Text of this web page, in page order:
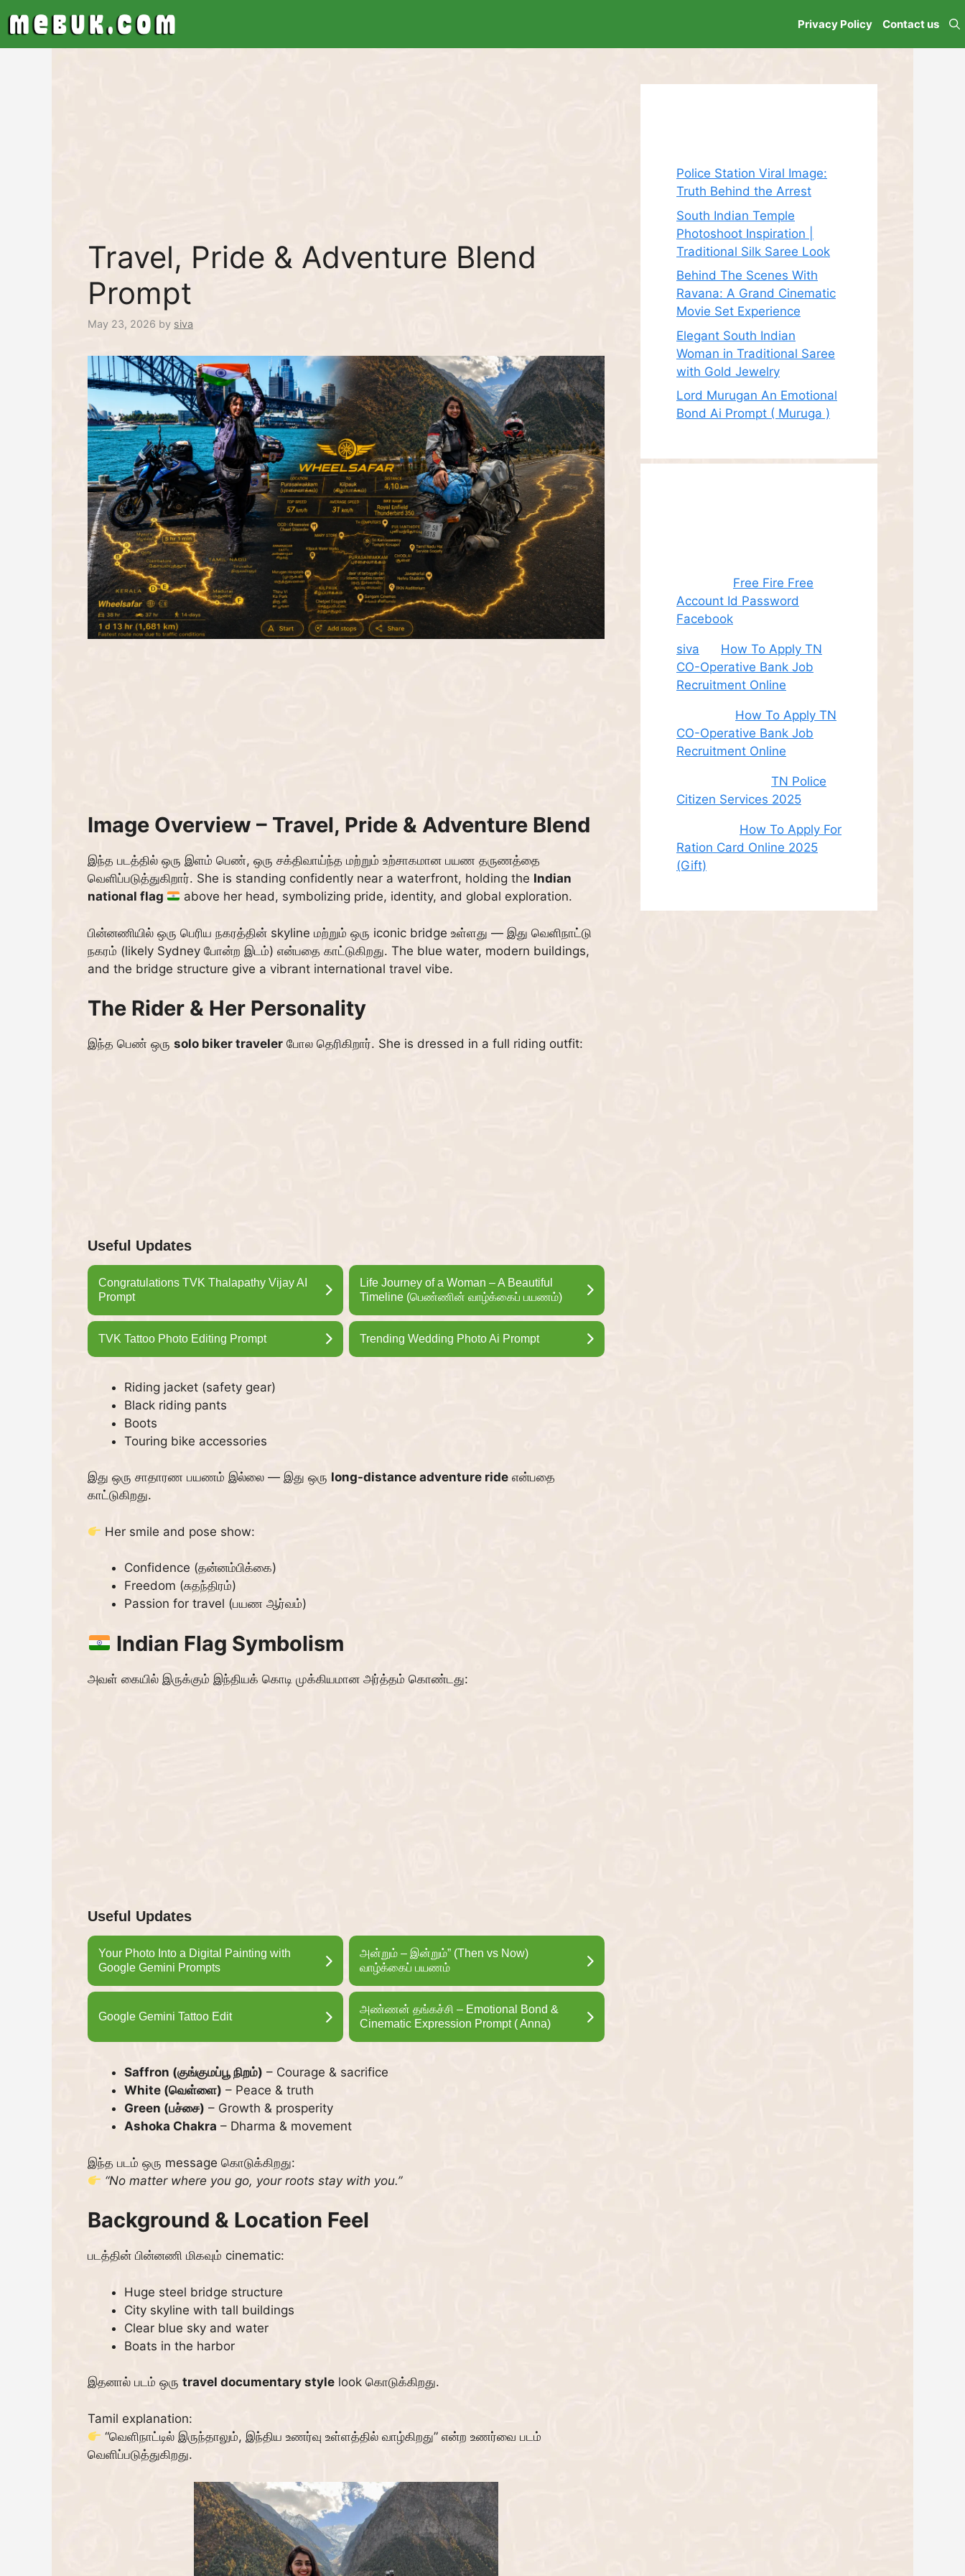
Privacy Policy Contact us
Travel, Pride & Adventure Blend
Prompt
May 23, 2026 by siva
Image Overview – Travel, Pride & Adventure Blend
இந்த படத்தில் ஒரு இளம் பெண், ஒரு சக்திவாய்ந்த மற்றும் உற்சாகமான பயண தருணத்தை
வெளிப்படுத்துகிறார். She is standing confidently near a waterfront, holding the Indian
national flag
above her head, symbolizing pride, identity, and global exploration.
பின்னணியில் ஒரு பெரிய நகரத்தின் skyline மற்றும் ஒரு iconic bridge உள்ளது — இது வெளிநாட்டு
நகரம் (likely Sydney போன்ற இடம்) என்பதை காட்டுகிறது. The blue water, modern buildings,
and the bridge structure give a vibrant international travel vibe.
The Rider & Her Personality
இந்த பெண் ஒரு solo biker traveler போல தெரிகிறார். She is dressed in a full riding outfit:
Useful Updates
Congratulations TVK Thalapathy Vijay AI
Prompt
Life Journey of a Woman – A Beautiful
Timeline (பெண்ணின் வாழ்க்கைப் பயணம்)
TVK Tattoo Photo Editing Prompt Trending Wedding Photo Ai Prompt
Riding jacket (safety gear)
Black riding pants
Boots
Touring bike accessories
இது ஒரு சாதாரண பயணம் இல்லை — இது ஒரு long-distance adventure ride என்பதை
காட்டுகிறது.
Her smile and pose show:
Confidence (தன்னம்பிக்கை)
Freedom (சுதந்திரம்)
Passion for travel (பயண ஆர்வம்)
Indian Flag Symbolism
அவள் கையில் இருக்கும் இந்தியக் கொடி முக்கியமான அர்த்தம் கொண்டது:
Useful Updates
Your Photo Into a Digital Painting with
Google Gemini Prompts
அன்றும் – இன்றும்” (Then vs Now)
வாழ்க்கைப் பயணம்
Google Gemini Tattoo Edit
அண்ணன் தங்கச்சி – Emotional Bond &
Cinematic Expression Prompt ( Anna)
Saffron (குங்குமப்பூ நிறம்) – Courage & sacrifice
White (வெள்ளை) – Peace & truth
Green (பச்சை) – Growth & prosperity
Ashoka Chakra – Dharma & movement
இந்த படம் ஒரு message கொடுக்கிறது:
“No matter where you go, your roots stay with you.”
Background & Location Feel
படத்தின் பின்னணி மிகவும் cinematic:
Huge steel bridge structure
City skyline with tall buildings
Clear blue sky and water
Boats in the harbor
இதனால் படம் ஒரு travel documentary style look கொடுக்கிறது.
Tamil explanation:
“வெளிநாட்டில் இருந்தாலும், இந்திய உணர்வு உள்ளத்தில் வாழ்கிறது” என்ற உணர்வை படம்
வெளிப்படுத்துகிறது.
Police Station Viral Image:
Truth Behind the Arrest
South Indian Temple
Photoshoot Inspiration |
Traditional Silk Saree Look
Behind The Scenes With
Ravana: A Grand Cinematic
Movie Set Experience
Elegant South Indian
Woman in Traditional Saree
with Gold Jewelry
Lord Murugan An Emotional
Bond Ai Prompt ( Muruga )
Free Fire Free
Account Id Password
Facebook
siva
How To Apply TN
CO-Operative Bank Job
Recruitment Online
How To Apply TN
CO-Operative Bank Job
Recruitment Online
TN Police
Citizen Services 2025
How To Apply For
Ration Card Online 2025
(Gift)